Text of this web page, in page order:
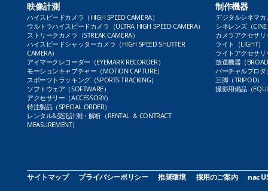
映像計測
ハイスピードカメラ（HIGH SPEED CAMERA）
ウルトラハイスピードカメラ（ULTRA HIGH SPEED CAMERA）
ストリークカメラ（STREAK CAMERA）
ハイスピードシャッターカメラ（HIGH SPEED SHUTTER
CAMERA）
アイマークレコーダー（EYEMARK RECORDER）
モーションキャプチャー（MOTION CAPTURE）
スポーツトラッキング（SPORTS TRACKING）
ソフトウェア（SOFTWARE）
アクセサリー（ACCESSORY）
特注製品（SPECIAL ORDER）
レンタル&受託計測・解析（RENTAL ＆ CONTRACT
MEASUREMENT）
制作機器
デジタルシネマカ
シネレンズ（CINE
カメラアクセサリ
ライト（LIGHT）
ライトアクセサリ
放送機器（
バーチャルプロダ
三脚（TRIPOD）
撮影用備品（
サイトマップ プライバシーポリシー 推奨環境 採用のご案内 nac